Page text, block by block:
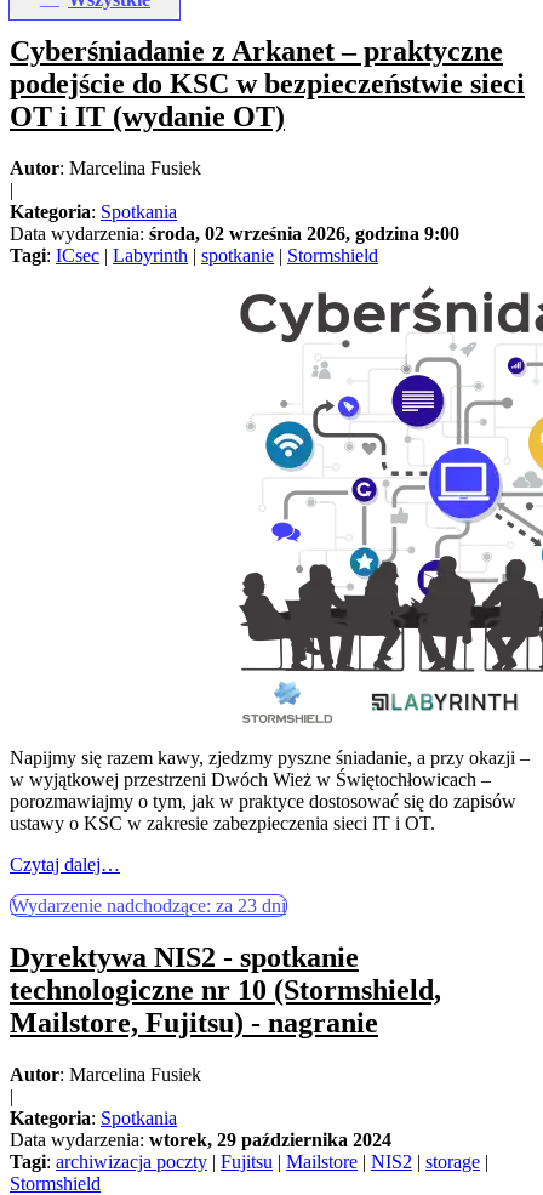
Cyberśniadanie z Arkanet – praktyczne
podejście do KSC w bezpieczeństwie sieci
OT i IT (wydanie OT)
Autor: Marcelina Fusiek
|
Kategoria: Spotkania
Data wydarzenia: środa, 02 września 2026, godzina 9:00
Tagi: ICsec | Labyrinth | spotkanie | Stormshield
Napijmy się razem kawy, zjedzmy pyszne śniadanie, a przy okazji –
w wyjątkowej przestrzeni Dwóch Wież w Świętochłowicach –
porozmawiajmy o tym, jak w praktyce dostosować się do zapisów
ustawy o KSC w zakresie zabezpieczenia sieci IT i OT.
Czytaj dalej…
Wydarzenie nadchodzące: za 23 dni
Dyrektywa NIS2 - spotkanie
technologiczne nr 10 (Stormshield,
Mailstore, Fujitsu) - nagranie
Autor: Marcelina Fusiek
|
Kategoria: Spotkania
Data wydarzenia: wtorek, 29 października 2024
Tagi: archiwizacja poczty | Fujitsu | Mailstore | NIS2 | storage |
Stormshield